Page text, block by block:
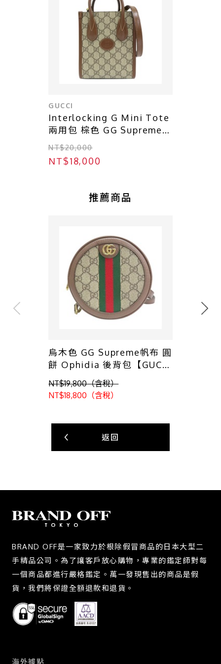
GUCCI
Interlocking G Mini Tote
兩用包 棕色 GG Supreme帆
布【GUCCI 古馳】 671623
NT$20,000
NT$18,000
推薦商品
烏木色 GG Supreme帆布 圓
餅 Ophidia 後背包【GUCCI
古馳】 598661
NT$19,800（含稅）
NT$18,800（含稅）
返回
BRAND OFF是一家致力於根除假冒商品的日本大型二
手精品公司。為了讓客戶放心購物，專業的鑑定師對每
一個商品都進行嚴格鑑定。萬一發現售出的商品是假
貨，我們將保證全額退款和退貨。
海外據點